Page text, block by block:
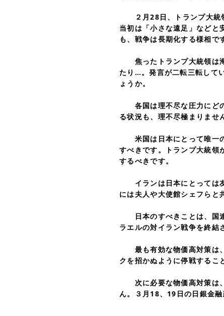
２月28日、トランプ大統領
当初は「小さな遠足」などと
も、戦争は長期化する様相で
焦ったトランプ大統領は海
たり…。発言が二転三転して
ょうか。
各国は理不尽な圧力にどの
る状況も、理不尽極まりませ
米国は日本にとって唯一の
すべきです。トランプ大統領
するべきです。
イランは日本にとっては友
には夫人や大使館シェフらと
日本のすべきことは、国連
ラエルの対イラン戦争を終結
最も有効な物価高対策は、
クを招かぬように停戦するこ
次に必要な物価高対策は、
ん。３月18、19日の日銀金